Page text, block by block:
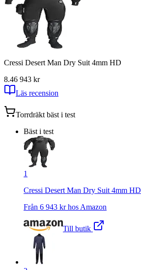
Cressi Desert Man Dry Suit 4mm HD
8.46 943 kr
Läs recension
Torrdräkt bäst i test
Bäst i test
1
Cressi Desert Man Dry Suit 4mm HD
Från 6 943 kr hos Amazon
Till butik